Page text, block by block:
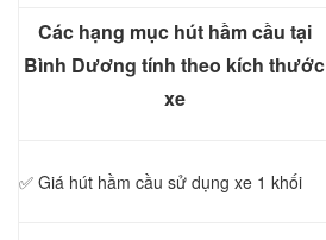
Các hạng mục hút hầm cầu tại
Bình Dương tính theo kích thước
xe
✅ Giá hút hầm cầu sử dụng xe 1 khối